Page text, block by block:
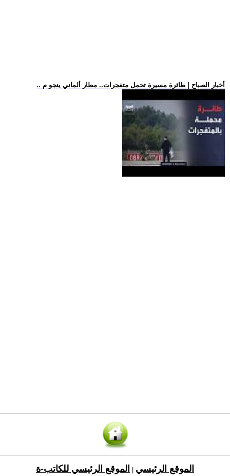
.. أخبار الصباح | طائرة مسيرة تحمل متفجرات.. مطار ألماني ينجو م
الموقع الرئيسي الموقع الرئيسي للكاتب-ة